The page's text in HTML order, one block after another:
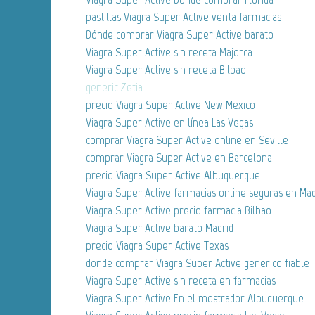
pastillas Viagra Super Active venta farmacias
Dónde comprar Viagra Super Active barato
Viagra Super Active sin receta Majorca
Viagra Super Active sin receta Bilbao
generic Zetia
precio Viagra Super Active New Mexico
Viagra Super Active en línea Las Vegas
comprar Viagra Super Active online en Seville
comprar Viagra Super Active en Barcelona
precio Viagra Super Active Albuquerque
Viagra Super Active farmacias online seguras en
Viagra Super Active precio farmacia Bilbao
Viagra Super Active barato Madrid
precio Viagra Super Active Texas
donde comprar Viagra Super Active generico fiable
Viagra Super Active sin receta en farmacias
Viagra Super Active En el mostrador Albuquerque